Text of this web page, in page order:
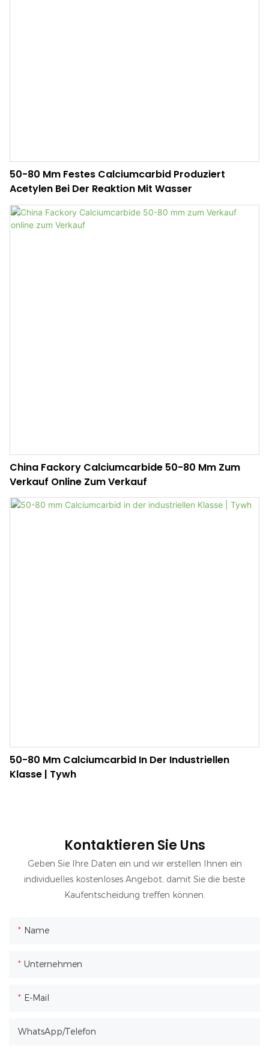
50-80 Mm Festes Calciumcarbid Produziert
Acetylen Bei Der Reaktion Mit Wasser
China Fackory Calciumcarbide 50-80 Mm Zum
Verkauf Online Zum Verkauf
50-80 Mm Calciumcarbid In Der Industriellen
Klasse | Tywh
Kontaktieren Sie Uns
Geben Sie Ihre Daten ein und wir erstellen Ihnen ein
individuelles kostenloses Angebot, damit Sie die beste
Kaufentscheidung treffen können.
Name
Unternehmen
E-Mail
WhatsApp/Telefon